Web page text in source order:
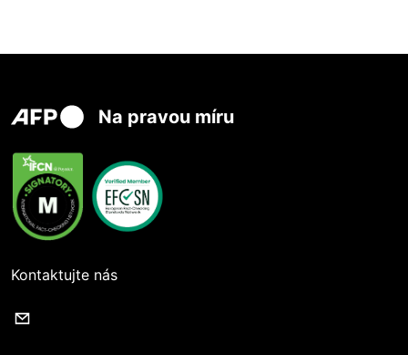
Na pravou míru
Kontaktujte nás